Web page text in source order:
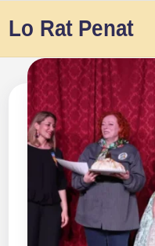
Lo Rat Penat